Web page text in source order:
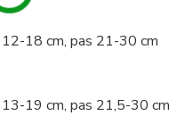
18 cm, pas 21-30 cm
19 cm, pas 21,5-30 cm